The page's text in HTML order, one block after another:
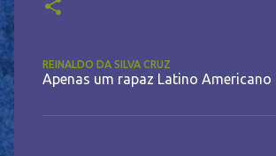
REINALDO DA SILVA CRUZ
Apenas um rapaz Latino